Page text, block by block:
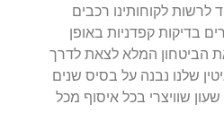
לרשות לקוחותינו רכבים
בדיקות קפדניות באופן
הביטחון המלא לצאת לדרך
שלנו נבנה על בסיס שנים
שוויצרי בכל איסוף מכל